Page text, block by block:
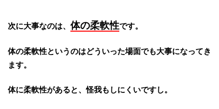
次に大事なのは、 体の柔軟性です。
体の柔軟性というのはどういった場面でも大事になってき
ます。
体に柔軟性があると、怪我もしにくいですし。